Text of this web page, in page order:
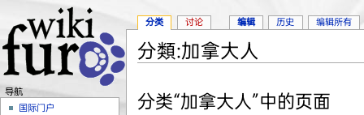
分類:加拿大人
分类“加拿大人”中的页面
分类 讨论 编辑 历史 编辑所有
导航
国际门户